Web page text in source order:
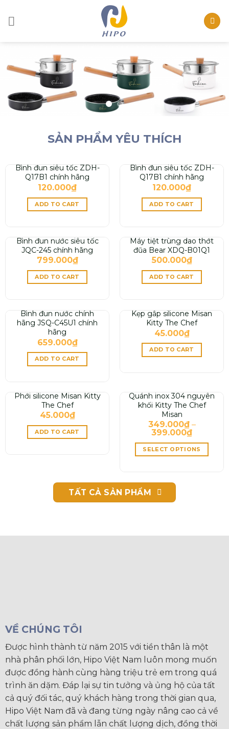
SẢN PHẨM YÊU THÍCH
Bình đun siêu tốc ZDH-
Q17B1 chính hãng
120.000₫
ADD TO CART
Bình đun siêu tốc ZDH-
Q17B1 chính hãng
120.000₫
ADD TO CART
Bình đun nước siêu tốc
JQC-245 chính hãng
799.000₫
ADD TO CART
Máy tiệt trùng dao thớt
đũa Bear XDQ-B01Q1
500.000₫
ADD TO CART
Bình đun nước chính
hãng JSQ-C45U1 chính
hãng
659.000₫
ADD TO CART
Kẹp gắp silicone Misan
Kitty The Chef
45.000₫
ADD TO CART
Phới silicone Misan Kitty
The Chef
45.000₫
ADD TO CART
Quánh inox 304 nguyên
khối Kitty The Chef
Misan
349.000₫–
399.000₫
SELECT OPTIONS
TẤT CẢ SẢN PHẨM
VỀ CHÚNG TÔI
Được hình thành từ năm 2015 với tiền thân là một
nhà phân phối lớn, Hipo Việt Nam luôn mong muốn
được đồng hành cùng hàng triệu trẻ em trong quá
trình ăn dặm. Đáp lại sự tin tưởng và ủng hộ của tất
cả quý đối tác, quý khách hàng trong thời gian qua,
Hipo Việt Nam đã và đang từng ngày nâng cao cả về
chất lượng sản phẩm lẫn chất lượng dịch, đồng thời